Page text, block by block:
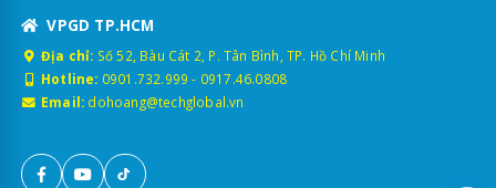
VPGD TP.HCM
Địa chỉ: Số 52, Bàu Cát 2, P. Tân Bình, TP. Hồ Chí Minh
Hotline: 0901.732.999 - 0917.46.0808
Email: dohoang@techglobal.vn